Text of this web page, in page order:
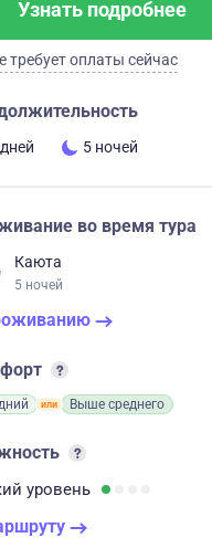
Узнать подробнее
требует оплаты сейчас
5 ночей
во время тура
Каюта
5 ночей
Выше среднего
уровень